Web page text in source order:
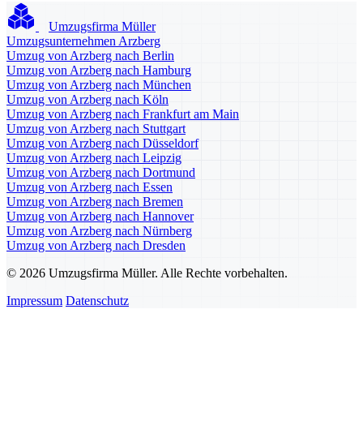
Umzugsfirma Müller
Umzugsunternehmen Arzberg
Umzug von Arzberg nach Berlin
Umzug von Arzberg nach Hamburg
Umzug von Arzberg nach München
Umzug von Arzberg nach Köln
Umzug von Arzberg nach Frankfurt am Main
Umzug von Arzberg nach Stuttgart
Umzug von Arzberg nach Düsseldorf
Umzug von Arzberg nach Leipzig
Umzug von Arzberg nach Dortmund
Umzug von Arzberg nach Essen
Umzug von Arzberg nach Bremen
Umzug von Arzberg nach Hannover
Umzug von Arzberg nach Nürnberg
Umzug von Arzberg nach Dresden
© 2026 Umzugsfirma Müller. Alle Rechte vorbehalten.
Impressum Datenschutz